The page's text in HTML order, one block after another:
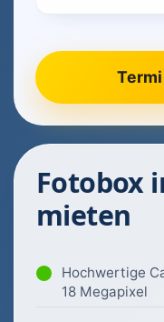
Fotobox
mieten
Hochwertige
18 Megapixel